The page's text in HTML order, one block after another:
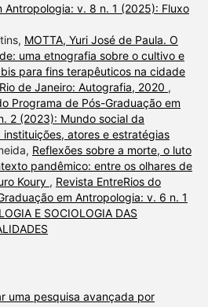
Antropologia: v. 8 n. 1 (2025): Fluxo
MOTTA, Yuri José de Paula. O
uma etnografia sobre o cultivo e
para fins terapêuticos na cidade
de Janeiro: Autografia, 2020 ,
Programa de Pós-Graduação em
2 (2023): Mundo social da
instituições, atores e estratégias
Reflexões sobre a morte, o luto
pandêmico: entre os olhares de
Koury , Revista EntreRios do
em Antropologia: v. 6 n. 1
E SOCIOLOGIA DAS
uma pesquisa avançada por